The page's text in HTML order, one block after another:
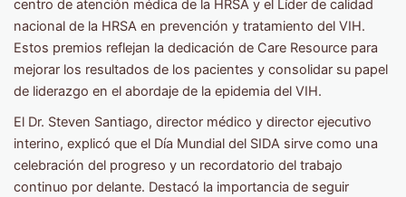
centro de atención médica de la HRSA y el Líder de calidad
nacional de la HRSA en prevención y tratamiento del VIH.
Estos premios reflejan la dedicación de Care Resource para
mejorar los resultados de los pacientes y consolidar su papel
de liderazgo en el abordaje de la epidemia del VIH.
El Dr. Steven Santiago, director médico y director ejecutivo
interino, explicó que el Día Mundial del SIDA sirve como una
celebración del progreso y un recordatorio del trabajo
continuo por delante. Destacó la importancia de seguir